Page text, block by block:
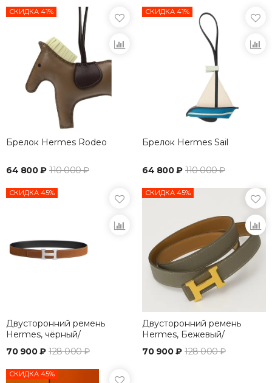
СКИДКА 41%
Брелок Hermes Rodeo
64 800 ₽ 110 000 ₽
СКИДКА 41%
Брелок Hermes Sail
64 800 ₽ 110 000 ₽
СКИДКА 45%
Двусторонний ремень
Hermes, чёрный/
коричневый
70 900 ₽ 128 000 ₽
СКИДКА 45%
Двусторонний ремень
Hermes, Бежевый/
коричневый
70 900 ₽ 128 000 ₽
СКИДКА 45%